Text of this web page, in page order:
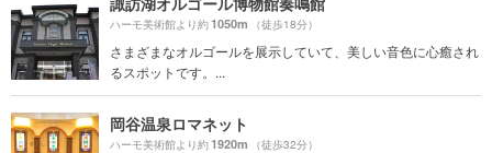
ハーモ美術館より約1050m （徒歩18分）
さまざまなオルゴールを展示していて、美しい音色に心癒され
るスポットです。...
岡谷温泉ロマネット
ハーモ美術館より約1920m （徒歩32分）